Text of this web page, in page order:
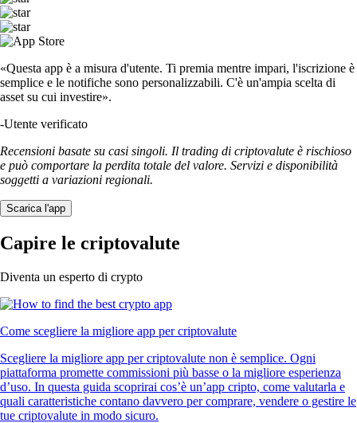
«Questa app è a misura d'utente. Ti premia mentre impari, l'iscrizione è
semplice e le notifiche sono personalizzabili. C'è un'ampia scelta di
asset su cui investire».
-Utente verificato
Recensioni basate su casi singoli. Il trading di criptovalute è rischioso
e può comportare la perdita totale del valore. Servizi e disponibilità
soggetti a variazioni regionali.
Scarica l'app
Capire le criptovalute
Diventa un esperto di crypto
Come scegliere la migliore app per criptovalute
Scegliere la migliore app per criptovalute non è semplice. Ogni
piattaforma promette commissioni più basse o la migliore esperienza
d’uso. In questa guida scoprirai cos’è un’app cripto, come valutarla e
quali caratteristiche contano davvero per comprare, vendere o gestire le
tue criptovalute in modo sicuro.